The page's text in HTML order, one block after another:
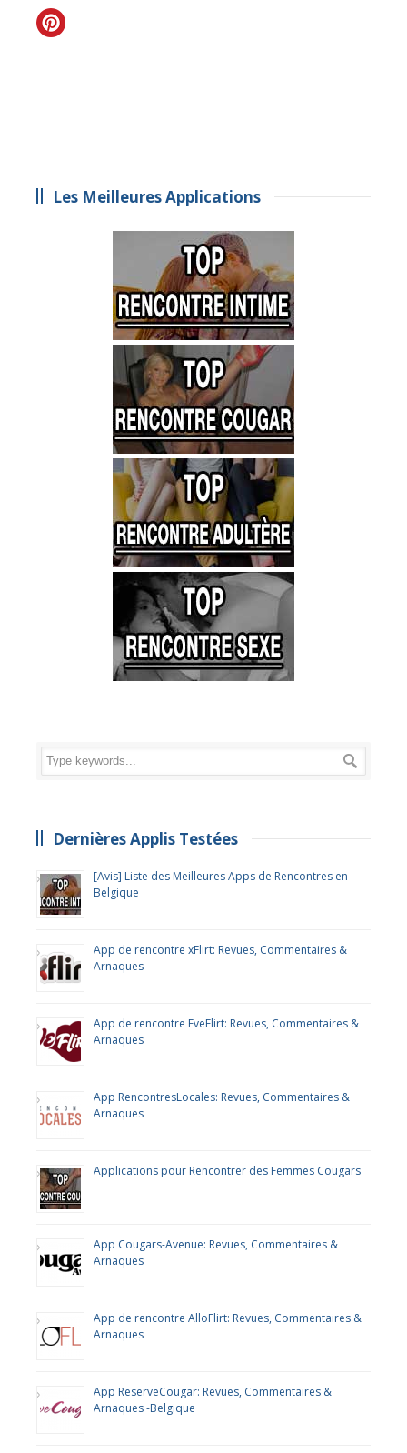
Les Meilleures Applications
Dernières Applis Testées
[Avis] Liste des Meilleures Apps de Rencontres en
Belgique
App de rencontre xFlirt: Revues, Commentaires &
Arnaques
App de rencontre EveFlirt: Revues, Commentaires &
Arnaques
App RencontresLocales: Revues, Commentaires &
Arnaques
Applications pour Rencontrer des Femmes Cougars
App Cougars-Avenue: Revues, Commentaires &
Arnaques
App de rencontre AlloFlirt: Revues, Commentaires &
Arnaques
App ReserveCougar: Revues, Commentaires &
Arnaques -Belgique